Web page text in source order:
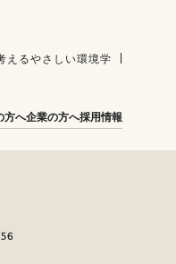
えるやさしい環境学
方へ企業の方へ採用情報